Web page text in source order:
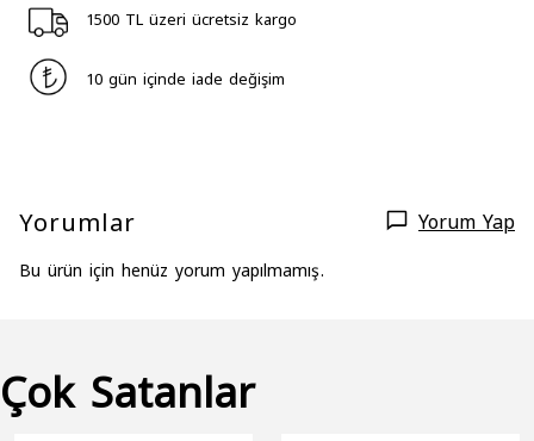
1500 TL üzeri ücretsiz kargo
10 gün içinde iade değişim
Yorumlar Yorum Yap
Bu ürün için henüz yorum yapılmamış.
Çok Satanlar